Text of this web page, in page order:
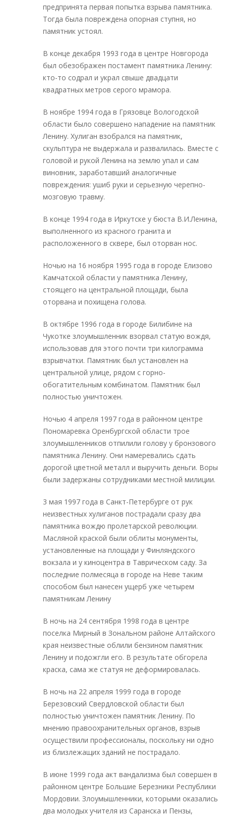
предпринята первая попытка взрыва памятника.
Тогда была повреждена опорная ступня, но
памятник устоял.
В конце декабря 1993 года в центре Новгорода
был обезображен постамент памятника Ленину:
кто-то содрал и украл свыше двадцати
квадратных метров серого мрамора.
В ноябре 1994 года в Грязовце Вологодской
области было совершено нападение на памятник
Ленину. Хулиган взобрался на памятник,
скульптура не выдержала и развалилась. Вместе с
головой и рукой Ленина на землю упал и сам
виновник, заработавший аналогичные
повреждения: ушиб руки и серьезную черепно-
мозговую травму.
В конце 1994 года в Иркутске у бюста В.И.Ленина,
выполненного из красного гранита и
расположенного в сквере, был оторван нос.
Ночью на 16 ноября 1995 года в городе Елизово
Камчатской области у памятника Ленину,
стоящего на центральной площади, была
оторвана и похищена голова.
В октябре 1996 года в городе Билибине на
Чукотке злоумышленник взорвал статую вождя,
использовав для этого почти три килограмма
взрывчатки. Памятник был установлен на
центральной улице, рядом с горно-
обогатительным комбинатом. Памятник был
полностью уничтожен.
Ночью 4 апреля 1997 года в районном центре
Пономаревка Оренбургской области трое
злоумышленников отпилили голову у бронзового
памятника Ленину. Они намеревались сдать
дорогой цветной металл и выручить деньги. Воры
были задержаны сотрудниками местной милиции.
3 мая 1997 года в Санкт-Петербурге от рук
неизвестных хулиганов пострадали сразу два
памятника вождю пролетарской революции.
Масляной краской были облиты монументы,
установленные на площади у Финляндского
вокзала и у киноцентра в Таврическом саду. За
последние полмесяца в городе на Неве таким
способом был нанесен ущерб уже четырем
памятникам Ленину
В ночь на 24 сентября 1998 года в центре
поселка Мирный в Зональном районе Алтайского
края неизвестные облили бензином памятник
Ленину и подожгли его. В результате обгорела
краска, сама же статуя не деформировалась.
В ночь на 22 апреля 1999 года в городе
Березовский Свердловской области был
полностью уничтожен памятник Ленину. По
мнению правоохранительных органов, взрыв
осуществили профессионалы, поскольку ни одно
из близлежащих зданий не пострадало.
В июне 1999 года акт вандализма был совершен в
районном центре Большие Березники Республики
Мордовии. Злоумышленники, которыми оказались
два молодых учителя из Саранска и Пензы,